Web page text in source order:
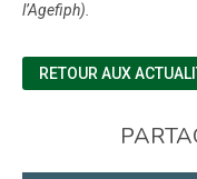
l’Agefiph).
RETOUR AUX